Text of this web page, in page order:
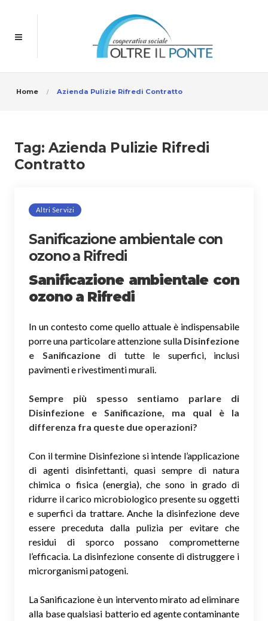
Home Azienda Pulizie Rifredi Contratto
Tag: Azienda Pulizie Rifredi
Contratto
Altri Servizi
Sanificazione ambientale con
ozono a Rifredi
Sanificazione ambientale con
ozonoa Rifredi
In un contesto come quello attuale è indispensabile
porre una particolare attenzione sulla Disinfezione
e Sanificazionedi tutte le superfici, inclusi
pavimenti e rivestimenti murali.
Sempre più spesso sentiamo parlare di
Disinfezione e Sanificazione, ma qual è la
differenza fra queste due operazioni?
Con il termine Disinfezione si intende l’applicazione
di agenti disinfettanti, quasi sempre di natura
chimica o fisica (energia), che sono in grado di
ridurre il carico microbiologico presente su oggetti
e superfici da trattare. Anche la disinfezione deve
essere preceduta dalla pulizia per evitare che
residui di sporco possano comprometterne
l’efficacia. La disinfezione consente di distruggere i
microrganismi patogeni.
La Sanificazione è un intervento mirato ad eliminare
alla base qualsiasi batterio ed agente contaminante